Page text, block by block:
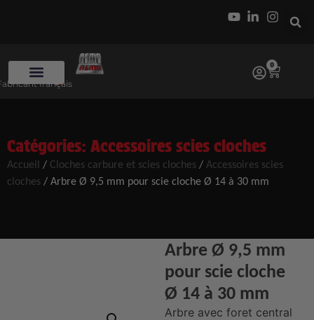
français
0
Catégories: Accessoires scies cloches
Accueil / Cloches carbure et scies cloches / Accessoires scies
cloches / Arbre Ø 9,5 mm pour scie cloche Ø 14 à 30 mm
Arbre Ø 9,5 mm
pour scie cloche
Ø 14 à 30 mm
Arbre avec foret central